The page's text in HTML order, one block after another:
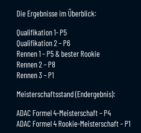
Die Ergebnisse im Überblick:
Qualifikation 1- P5
Qualifikation 2 – P6
Rennen 1 – P5 & bester Rookie
Rennen 2 – P8
Rennen 3 – P1
Meisterschaftsstand (Endergebnis):
ADAC Formel 4-Meisterschaft – P4
ADAC Formel 4 Rookie-Meisterschaft – P1